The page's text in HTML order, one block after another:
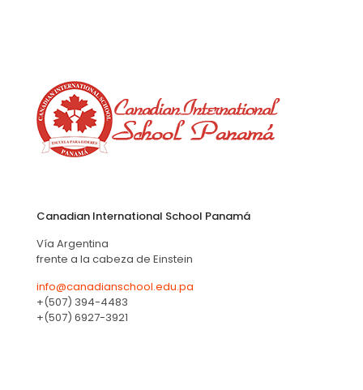
Canadian International School Panamá
Vía Argentina
frente a la cabeza de Einstein
info@canadianschool.edu.pa
+(507) 394-4483
+(507) 6927-3921